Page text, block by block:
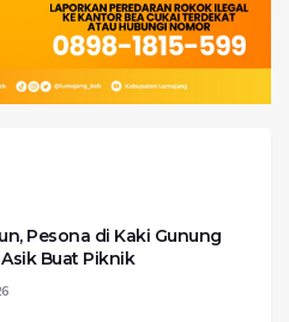
Pesona di Kaki Gunung
Buat Piknik